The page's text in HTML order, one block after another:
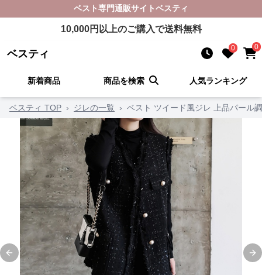
ベスト専門通販サイトベスティ
10,000円以上のご購入で送料無料
ベスティ 0 0
新着商品 商品を検索 人気ランキング
ベスティ TOP › ジレの一覧 › ベスト ツイード風ジレ 上品パール
Previous slide